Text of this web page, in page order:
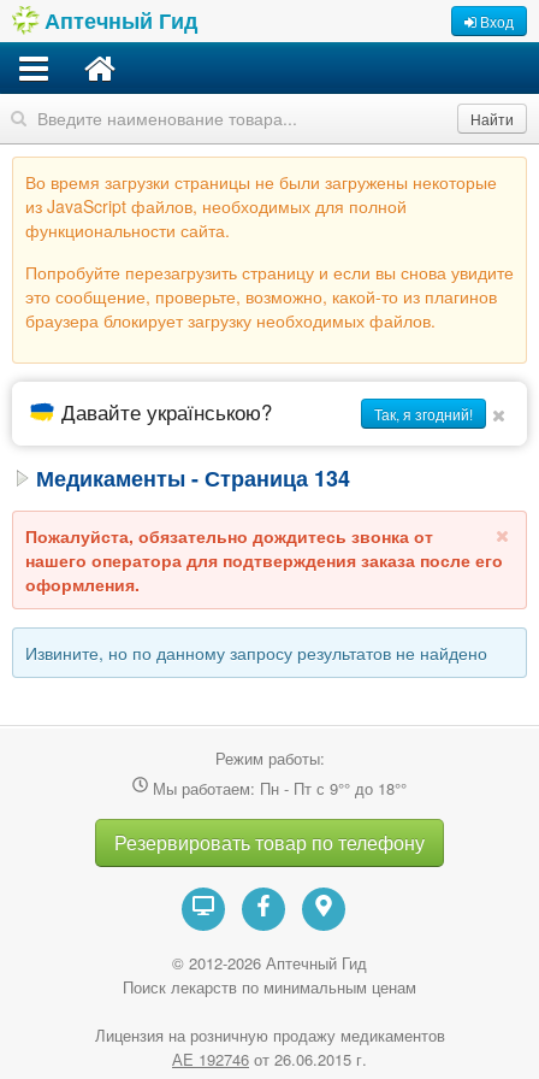
Аптечный Гид Вход
Найти
Во время загрузки страницы не были загружены некоторые
из JavaScript файлов, необходимых для полной
функциональности сайта.
Попробуйте перезагрузить страницу и если вы снова увидите
это сообщение, проверьте, возможно, какой-то из плагинов
браузера блокирует загрузку необходимых файлов.
Давайте українською? Так, я згодний!
Медикаменты - Страница 134
Пожалуйста, обязательно дождитесь звонка от
нашего оператора для подтверждения заказа после его
оформления.
Извините, но по данному запросу результатов не найдено
Режим работы:
Мы работаем: Пн - Пт с 9°° до 18°°
Резервировать товар по телефону
© 2012-2026 Аптечный Гид
Поиск лекарств по минимальным ценам
Лицензия на розничную продажу медикаментов
АE 192746 от 26.06.2015 г.